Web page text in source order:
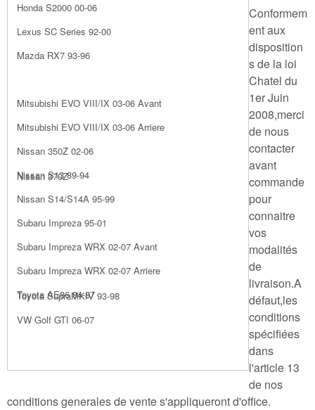
Honda S2000 00-06
Lexus SC Series 92-00
Mazda RX7 93-96
Mitsubishi EVO VIII/IX 03-06 Avant
Mitsubishi EVO VIII/IX 03-06 Arriere
Nissan 350Z 02-06
Nissan 370Z
Nissan S13 89-94
Nissan S14/S14A 95-99
Subaru Impreza 95-01
Subaru Impreza WRX 02-07 Avant
Subaru Impreza WRX 02-07 Arriere
Toyota SupraMKIV 93-98
Toyota AE86 84-87
VW Golf GTI 06-07
Conformem
ent aux
disposition
s de la loi
Chatel du
1er Juin
2008,merci
de nous
contacter
avant
commande
pour
connaitre
vos
modalités
de
livraison.A
défaut,les
conditions
spécifiées
dans
l'article 13
de nos
conditions generales de vente s'appliqueront d'office.